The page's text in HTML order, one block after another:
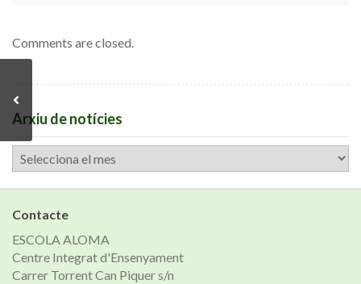
Comments are closed.
Arxiu de notícies
Arxiu
de
notícies
Contacte
ESCOLA ALOMA
Centre Integrat d'Ensenyament
Carrer Torrent Can Piquer s/n